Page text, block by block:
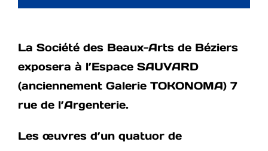
La Société des Beaux-Arts de Béziers
exposera à l’Espace SAUVARD
(anciennement Galerie TOKONOMA) 7
rue de l’Argenterie.
Les œuvres d’un quatuor de